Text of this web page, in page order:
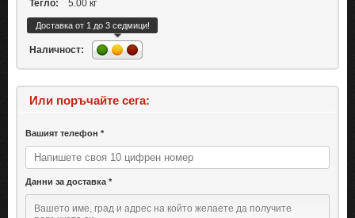
Тегло: 5.00 кг
Наличност:
Доставка от 1 до 3 седмици!
Или поръчайте сега:
Вашият телефон *
Данни за доставка *